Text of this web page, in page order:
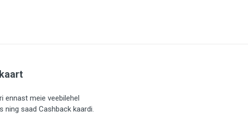
ennast meie veebilehel
ning saad Cashback kaardi.